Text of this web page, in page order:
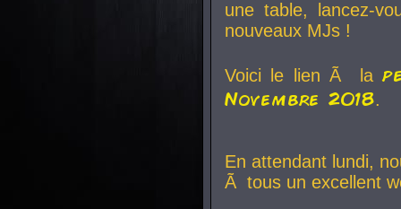
une table, lancez-
nouveaux MJs !
Voici le lien Ã la
Novembre 2018.
En attendant lundi,
Ã tous un excellent